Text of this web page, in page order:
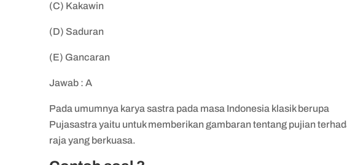
(C) Kakawin
(D) Saduran
(E) Gancaran
Jawab : A
Pada umumnya karya sastra pada masa Indonesia klasik berupa
Pujasastra yaitu untuk memberikan gambaran tentang pujian
raja yang berkuasa.